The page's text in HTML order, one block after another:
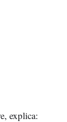
explica: